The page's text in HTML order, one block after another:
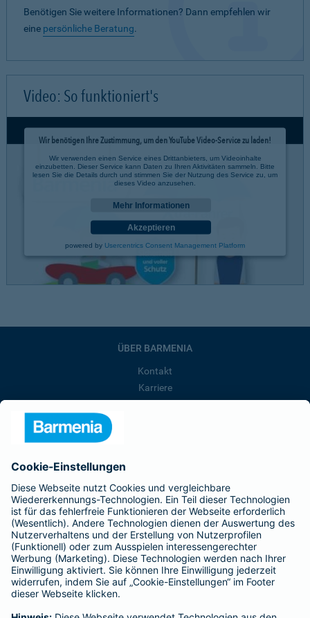
Benötigen Sie weitere Informationen? Dann empfehlen wir
eine persönliche Beratung.
Video: So funktioniert's
Wir benötigen Ihre Zustimmung, um den YouTube Video-Service zu laden!
Wir verwenden einen Service eines Drittanbieters, um Videoinhalte
einzubetten. Dieser Service kann Daten zu Ihren Aktivitäten sammeln. Bitte
lesen Sie die Details durch und stimmen Sie der Nutzung des Service zu, um
dieses Video anzusehen.
Mehr Informationen
Akzeptieren
powered by Usercentrics Consent Management Platform
ÜBER BARMENIA
Kontakt
Karriere
Barmenia ist Teil der BarmeniaGothaer
BELIEBTE SEITEN
Kranken-Zusatzversicherung
Tierversicherungen
Haftpflichtversicherung
Hausratversicherung